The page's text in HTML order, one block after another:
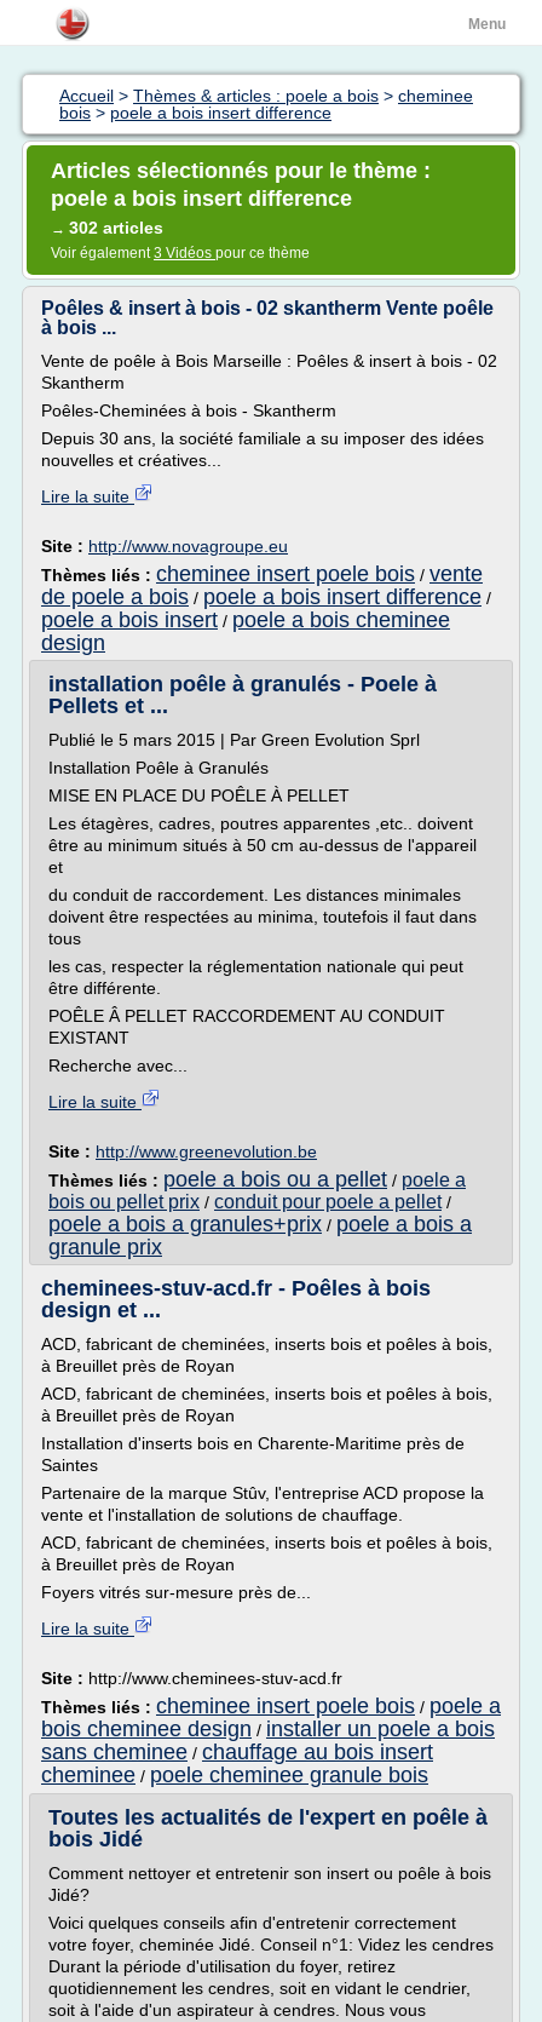
Menu
Accueil > Thèmes & articles : poele a bois > cheminee
bois > poele a bois insert difference
Articles sélectionnés pour le thème :
poele a bois insert difference
→ 302 articles
Voir également3 Vidéos pour ce thème
Poêles & insert à bois - 02 skantherm Vente poêle
à bois ...
Vente de poêle à Bois Marseille : Poêles & insert à bois - 02
Skantherm
Poêles-Cheminées à bois - Skantherm
Depuis 30 ans, la société familiale a su imposer des idées
nouvelles et créatives...
Lire la suite
Site : http://www.novagroupe.eu
Thèmes liés : cheminee insert poele bois / vente
de poele a bois / poele a bois insert difference /
poele a bois insert / poele a bois cheminee
design
installation poêle à granulés - Poele à
Pellets et ...
Publié le 5 mars 2015 | Par Green Evolution Sprl
Installation Poêle à Granulés
MISE EN PLACE DU POÊLE À PELLET
Les étagères, cadres, poutres apparentes ,etc.. doivent
être au minimum situés à 50 cm au-dessus de l'appareil
et
du conduit de raccordement. Les distances minimales
doivent être respectées au minima, toutefois il faut dans
tous
les cas, respecter la réglementation nationale qui peut
être différente.
POÊLE Â PELLET RACCORDEMENT AU CONDUIT
EXISTANT
Recherche avec...
Lire la suite
Site : http://www.greenevolution.be
Thèmes liés : poele a bois ou a pellet / poele a
bois ou pellet prix / conduit pour poele a pellet/
poele a bois a granules+prix / poele a bois a
granule prix
cheminees-stuv-acd.fr - Poêles à bois
design et ...
ACD, fabricant de cheminées, inserts bois et poêles à bois,
à Breuillet près de Royan
ACD, fabricant de cheminées, inserts bois et poêles à bois,
à Breuillet près de Royan
Installation d'inserts bois en Charente-Maritime près de
Saintes
Partenaire de la marque Stûv, l'entreprise ACD propose la
vente et l'installation de solutions de chauffage.
ACD, fabricant de cheminées, inserts bois et poêles à bois,
à Breuillet près de Royan
Foyers vitrés sur-mesure près de...
Lire la suite
Site : http://www.cheminees-stuv-acd.fr
Thèmes liés : cheminee insert poele bois / poele a
bois cheminee design / installer un poele a bois
sans cheminee / chauffage au bois insert
cheminee / poele cheminee granule bois
Toutes les actualités de l'expert en poêle à
bois Jidé
Comment nettoyer et entretenir son insert ou poêle à bois
Jidé?
Voici quelques conseils afin d'entretenir correctement
votre foyer, cheminée Jidé. Conseil n°1: Videz les cendres
Durant la période d'utilisation du foyer, retirez
quotidiennement les cendres, soit en vidant le cendrier,
soit à l'aide d'un aspirateur à cendres. Nous vous